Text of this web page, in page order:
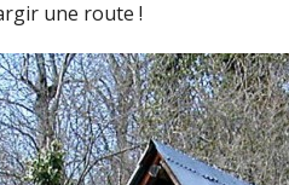
une route !